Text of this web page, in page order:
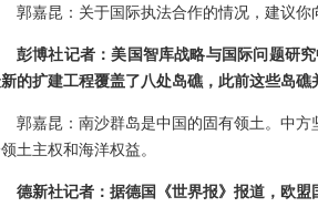
郭嘉昆：关于国际执法合作的情况，建议你
彭博社记者：美国智库战略与国际问题研
的扩建工程覆盖了八处岛礁，此前这些岛
郭嘉昆：南沙群岛是中国的固有领土。中
土主权和海洋权益。
德新社记者：据德国《世界报》报道，欧盟